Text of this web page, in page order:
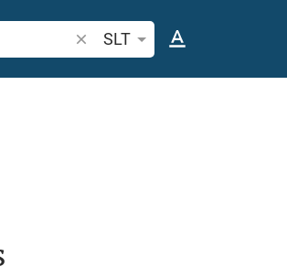
Bibelstelle oder Begriff suchen
SLT